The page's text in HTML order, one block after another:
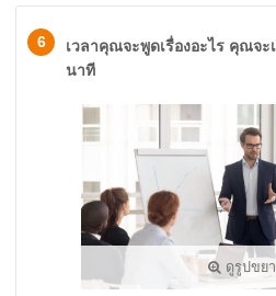
6
เวลาคุณจะพูดเรื่องอะไร คุณจะ
นาที
ดูรูปขย